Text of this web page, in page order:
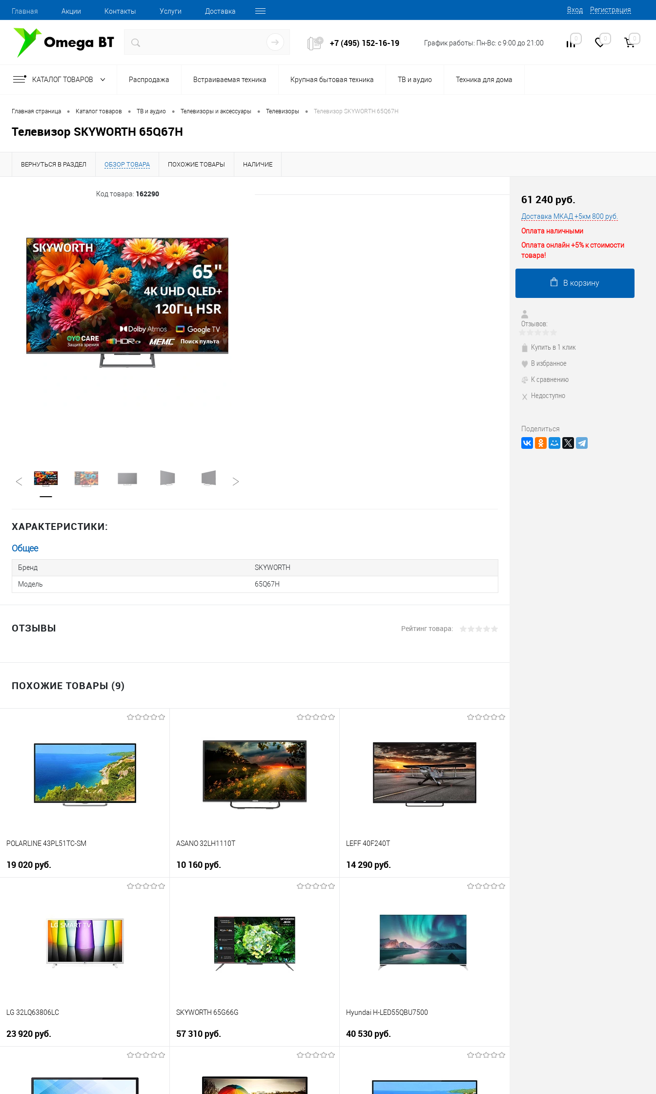
Главная Акции Контакты Услуги Доставка Вход Регистрация
+7 (495) 152-16-19 График работы: Пн-Вс: с 9:00 до 21:00
0 0 0
КАТАЛОГ ТОВАРОВ Распродажа Встраиваемая техника Крупная бытовая техника ТВ и аудио Техника для дома
Главная страница • Каталог товаров • ТВ и аудио • Телевизоры и аксессуары • Телевизоры • Телевизор SKYWORTH 65Q67H
Телевизор SKYWORTH 65Q67H
ВЕРНУТЬСЯ В РАЗДЕЛ ОБЗОР ТОВАРА ПОХОЖИЕ ТОВАРЫ НАЛИЧИЕ
Код товара: 162290 Код товара:162290
ХАРАКТЕРИСТИКИ:
Общее
Бренд SKYWORTH
Модель 65Q67H
ОТЗЫВЫ Рейтинг товара:
ПОХОЖИЕ ТОВАРЫ (9)
POLARLINE 43PL51TC-SM
19 020 руб.
Купить в 1 клик
К сравнению
В избранное
ASANO 32LH1110T
10 160 руб.
Купить в 1 клик
К сравнению
В избранное
В наличии
LEFF 40F240T
14 290 руб.
Купить в 1 клик
К сравнению
В избранное
LG 32LQ63806LC
23 920 руб.
Купить в 1 клик
SKYWORTH 65G66G
57 310 руб.
Купить в 1 клик
Hyundai H-LED55QBU7500
40 530 руб.
61 240 руб.
Доставка МКАД +5км 800 руб.
Оплата наличными
Оплата онлайн +5% к стоимости
товара!
В корзину
Отзывов:
Купить в 1 клик
В избранное
К сравнению
Недоступно
Поделиться